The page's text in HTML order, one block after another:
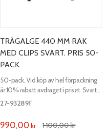
TRÄGALGE 440 MM RAK
MED CLIPS SVART. PRIS 50-
PACK.
50-pack. Vid köp av hel förpackning
är 10% rabatt avdraget i priset. Svart
rak trähängare med clips. Längd 440
27-93289F
990,00 kr 1 100,00kr